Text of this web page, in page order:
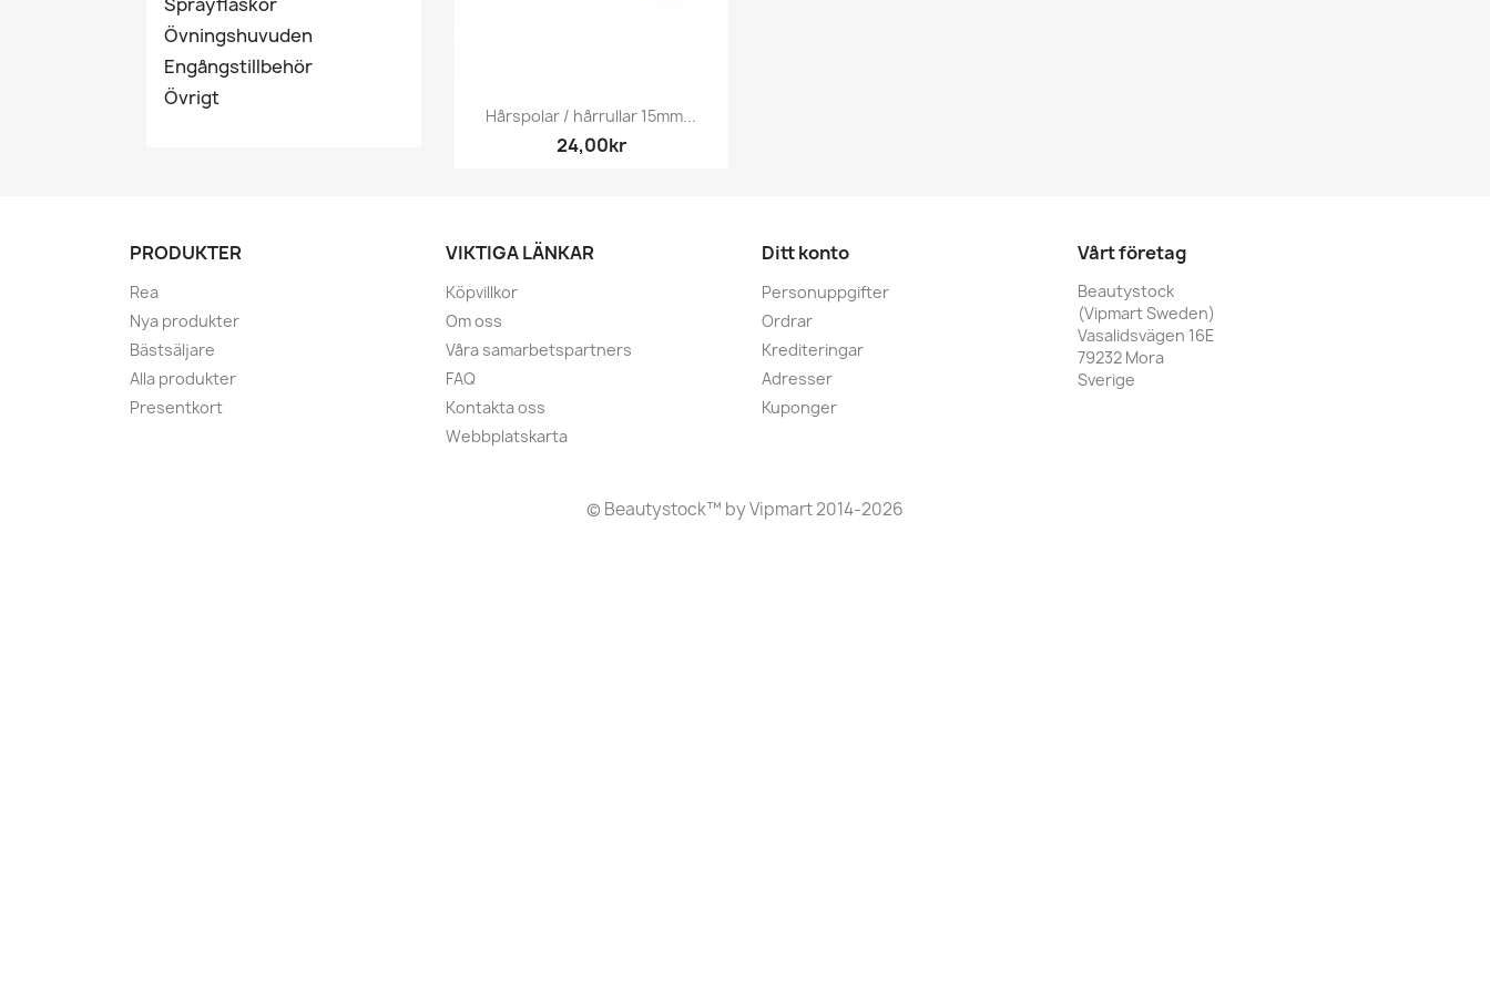
Övningshuvuden
Engångstillbehör
Övrigt
Snabbvy
Hårspolar / hårrullar 15mm...
24,00kr
PRODUKTER
Rea
Nya produkter
Bästsäljare
Alla produkter
Presentkort
VIKTIGA LÄNKAR
Köpvillkor
Om oss
Våra samarbetspartners
FAQ
Kontakta oss
Webbplatskarta
Ditt konto
Personuppgifter
Ordrar
Krediteringar
Adresser
Kuponger
Vårt företag
Beautystock
(Vipmart Sweden)
Vasalidsvägen 16E
79232 Mora
Sverige
© Beautystock™ by Vipmart 2014-2026